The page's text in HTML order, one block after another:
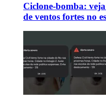
Ciclone-bomba:
de ventos fortes no